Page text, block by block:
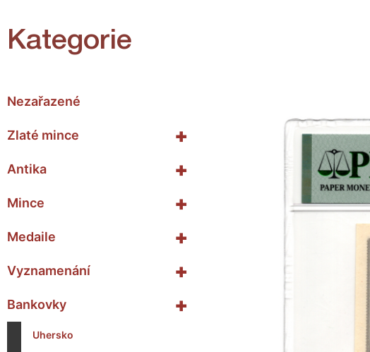
Kategorie
Nezařazené
+
Zlaté mince
+
Antika
+
Mince
+
Medaile
+
Vyznamenání
+
Bankovky
Uhersko